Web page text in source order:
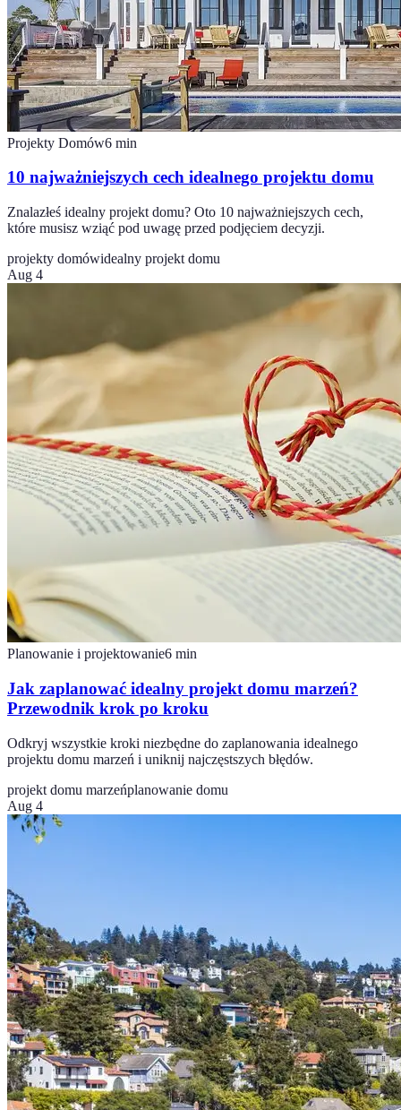
Projekty Domów6 min
10 najważniejszych cech idealnego projektu domu
Znalazłeś idealny projekt domu? Oto 10 najważniejszych cech,
które musisz wziąć pod uwagę przed podjęciem decyzji.
projekty domówidealny projekt domu
Aug 4
Planowanie i projektowanie6 min
Jak zaplanować idealny projekt domu marzeń?
Przewodnik krok po kroku
Odkryj wszystkie kroki niezbędne do zaplanowania idealnego
projektu domu marzeń i uniknij najczęstszych błędów.
projekt domu marzeńplanowanie domu
Aug 4